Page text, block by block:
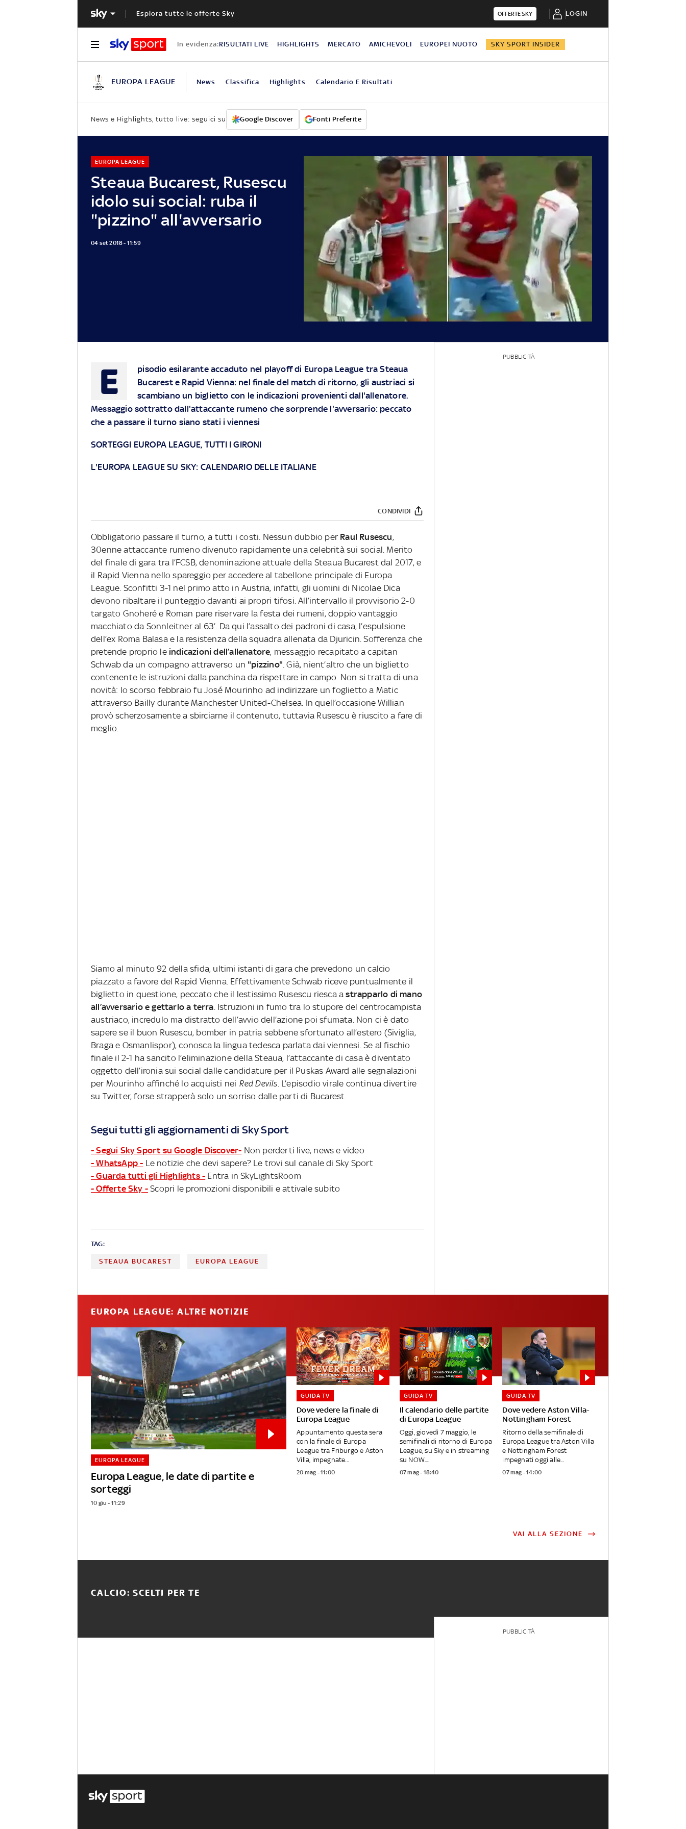
Esplora tutte le offerte Sky OFFERTE SKY LOGIN
In evidenza:RISULTATI LIVE HIGHLIGHTS MERCATO AMICHEVOLI EUROPEI NUOTO SKY SPORT INSIDER
EUROPA LEAGUE News Classifica Highlights Calendario E Risultati
News e Highlights, tutto live: seguici su Google Discover Fonti Preferite
Steaua Bucarest, Rusescu
idolo sui social: ruba il
"pizzino" all'avversario
EUROPA LEAGUE
04 set 2018 - 11:59
E
pisodio esilarante accaduto nel playoff di Europa League tra Steaua
Bucarest e Rapid Vienna: nel finale del match di ritorno, gli austriaci si
scambiano un biglietto con le indicazioni provenienti dall'allenatore.
Messaggio sottratto dall'attaccante rumeno che sorprende l'avversario: peccato
che a passare il turno siano stati i viennesi
SORTEGGI EUROPA LEAGUE, TUTTI I GIRONI
L'EUROPA LEAGUE SU SKY: CALENDARIO DELLE ITALIANE
CONDIVIDI
Obbligatorio passare il turno, a tutti i costi. Nessun dubbio per Raul Rusescu,
30enne attaccante rumeno divenuto rapidamente una celebrità sui social. Merito
del finale di gara tra l’FCSB, denominazione attuale della Steaua Bucarest dal 2017, e
il Rapid Vienna nello spareggio per accedere al tabellone principale di Europa
League. Sconfitti 3-1 nel primo atto in Austria, infatti, gli uomini di Nicolae Dica
devono ribaltare il punteggio davanti ai propri tifosi. All’intervallo il provvisorio 2-0
targato Gnoheré e Roman pare riservare la festa dei rumeni, doppio vantaggio
macchiato da Sonnleitner al 63’. Da qui l’assalto dei padroni di casa, l’espulsione
dell’ex Roma Balasa e la resistenza della squadra allenata da Djuricin. Sofferenza che
pretende proprio le indicazioni dell’allenatore, messaggio recapitato a capitan
Schwab da un compagno attraverso un "pizzino". Già, nient’altro che un biglietto
contenente le istruzioni dalla panchina da rispettare in campo. Non si tratta di una
novità: lo scorso febbraio fu José Mourinho ad indirizzare un foglietto a Matic
attraverso Bailly durante Manchester United-Chelsea. In quell’occasione Willian
provò scherzosamente a sbirciarne il contenuto, tuttavia Rusescu è riuscito a fare di
meglio.
Siamo al minuto 92 della sfida, ultimi istanti di gara che prevedono un calcio
piazzato a favore del Rapid Vienna. Effettivamente Schwab riceve puntualmente il
biglietto in questione, peccato che il lestissimo Rusescu riesca astrapparlo di mano
all’avversario e gettarlo a terra . Istruzioni in fumo tra lo stupore del centrocampista
austriaco, incredulo ma distratto dell’avvio dell’azione poi sfumata. Non ci è dato
sapere se il buon Rusescu, bomber in patria sebbene sfortunato all’estero (Siviglia,
Braga e Osmanlispor), conosca la lingua tedesca parlata dai viennesi. Se al fischio
finale il 2-1 ha sancito l’eliminazione della Steaua, l’attaccante di casa è diventato
oggetto dell’ironia sui social dalle candidature per il Puskas Award alle segnalazioni
per Mourinho affinché lo acquisti nei Red Devils . L’episodio virale continua divertire
su Twitter, forse strapperà solo un sorriso dalle parti di Bucarest.
Segui tutti gli aggiornamenti di Sky Sport
- Segui Sky Sport su Google Discover- Non perderti live, news e video
- WhatsApp - Le notizie che devi sapere? Le trovi sul canale di Sky Sport
- Guarda tutti gli Highlights - Entra in SkyLightsRoom
- Offerte Sky - Scopri le promozioni disponibili e attivale subito
TAG:
STEAUA BUCAREST EUROPA LEAGUE
PUBBLICITÀ
EUROPA LEAGUE: ALTRE NOTIZIE
Europa League, le date di partite e
sorteggi
EUROPA LEAGUE
10 giu - 11:29
Dove vedere la finale di
Europa League
GUIDA TV
Appuntamento questa sera
con la finale di Europa
League tra Friburgo e Aston
Villa, impegnate...
20 mag - 11:00
Il calendario delle partite
di Europa League
GUIDA TV
Oggi, giovedì 7 maggio, le
semifinali di ritorno di Europa
League, su Sky e in streaming
su NOW....
07 mag - 18:40
Dove vedere Aston Villa-
Nottingham Forest
GUIDA TV
Ritorno della semifinale di
Europa League tra Aston Villa
e Nottingham Forest
impegnati oggi alle...
07 mag - 14:00
VAI ALLA SEZIONE
CALCIO: SCELTI PER TE
PUBBLICITÀ